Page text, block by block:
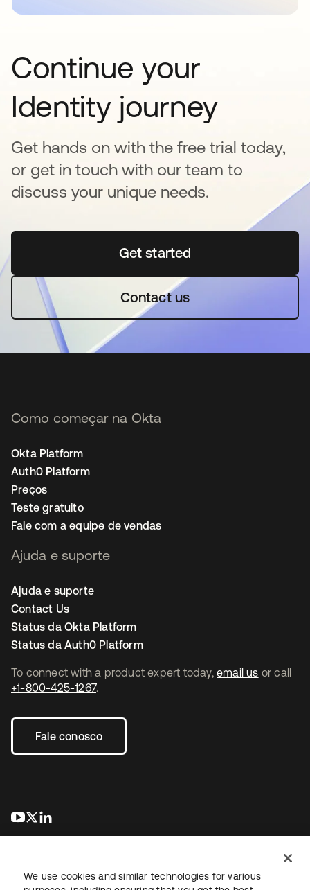
Continue your
Identity journey
Get hands on with the free trial today,
or get in touch with our team to
discuss your unique needs.
Get startedabre em uma nova guia
Contact us
To connect with a product expert today, email us or call
+1-800-425-1267.
Fale conosco
abre em uma nova guia
abre em uma nova guia
Como começar na Okta
Okta Platform
Auth0 Platform
Preços
Teste gratuito
Fale com a equipe de vendas
Ajuda e suporte
Ajuda e suporte
Contact Us
Status da Okta Platform
Status da Auth0 Platform
We use cookies and similar technologies for various